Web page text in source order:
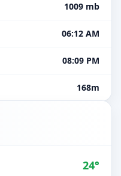
1009 mb
06:12 AM
08:09 PM
168m
24°